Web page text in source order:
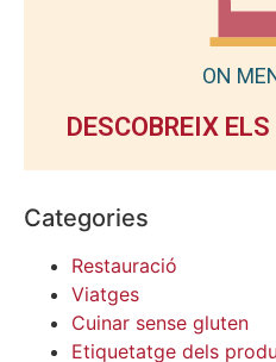
ON
DESCOBREIX
Categories
Restauració
Viatges
Cuinar sense gluten
Etiquetatge dels